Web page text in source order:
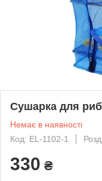
Сушарка для
Немає в наявності
Код: EL-1102-1
330 ₴